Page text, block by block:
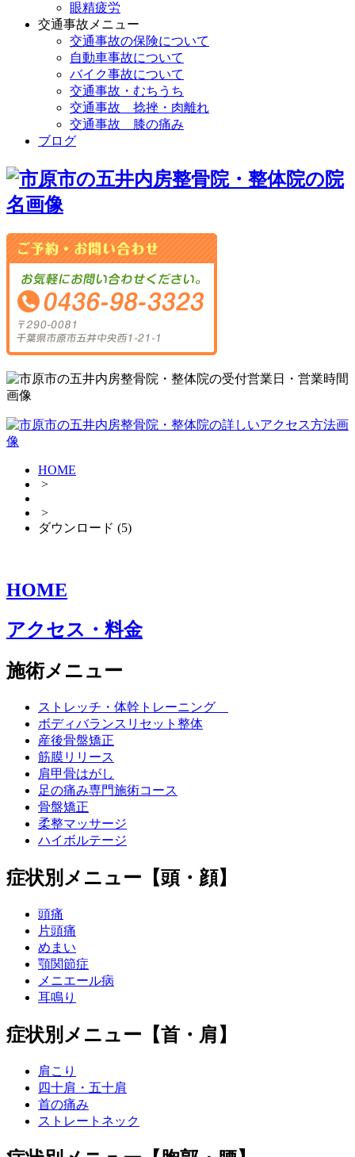
眼精疲労
交通事故メニュー
交通事故の保険について
自動車事故について
バイク事故について
交通事故・むちうち
交通事故 捻挫・肉離れ
交通事故 膝の痛み
ブログ
HOME
>
>
ダウンロード (5)
HOME
アクセス・料金
施術メニュー
ストレッチ・体幹トレーニング
ボディバランスリセット整体
産後骨盤矯正
筋膜リリース
肩甲骨はがし
足の痛み専門施術コース
骨盤矯正
柔整マッサージ
ハイボルテージ
症状別メニュー【頭・顔】
頭痛
片頭痛
めまい
顎関節症
メニエール病
耳鳴り
症状別メニュー【首・肩】
肩こり
四十肩・五十肩
首の痛み
ストレートネック